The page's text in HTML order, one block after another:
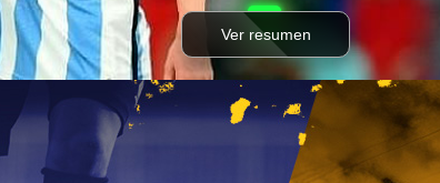
Ver resumen